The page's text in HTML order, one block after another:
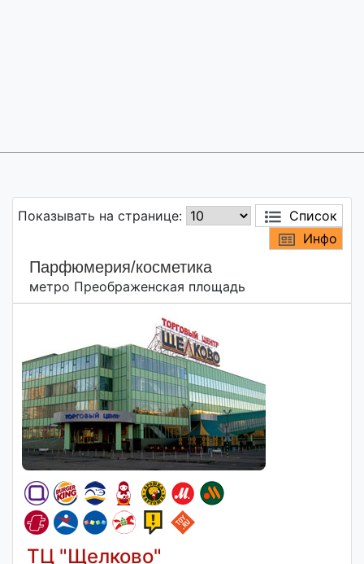
Показывать на странице:
Список
Инфо
Парфюмерия/косметика
метро Преображенская площадь
ТЦ "Щелково"